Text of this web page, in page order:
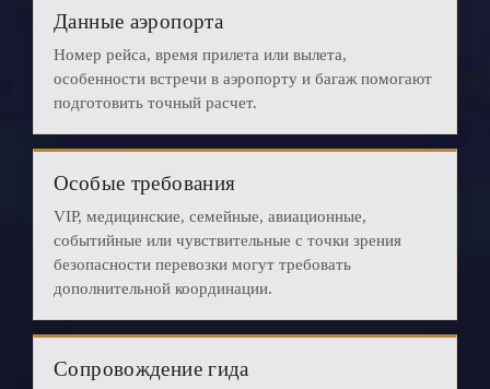
Данные аэропорта
Номер рейса, время прилета или вылета,
особенности встречи в аэропорту и багаж помогают
подготовить точный расчет.
Особые требования
VIP, медицинские, семейные, авиационные,
событийные или чувствительные с точки зрения
безопасности перевозки могут требовать
дополнительной координации.
Сопровождение гида